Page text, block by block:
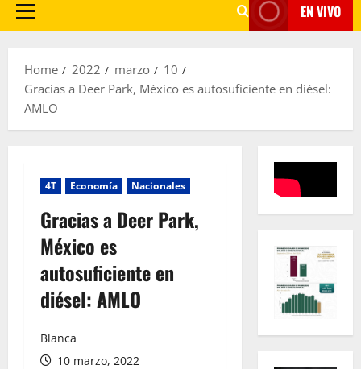
Primary
EN VIVO
Home 2022 marzo
10
Gracias a Deer Park, México es autosuficiente en diésel:
AMLO
4T Economía Nacionales
Gracias a Deer Park,
México es
autosuficiente en
diésel: AMLO
Blanca
10 marzo, 2022